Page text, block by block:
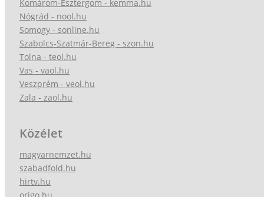
Komárom-Esztergom - kemma.hu
Nógrád - nool.hu
Somogy - sonline.hu
Szabolcs-Szatmár-Bereg - szon.hu
Tolna - teol.hu
Vas - vaol.hu
Veszprém - veol.hu
Zala - zaol.hu
Közélet
magyarnemzet.hu
szabadfold.hu
hirtv.hu
origo.hu